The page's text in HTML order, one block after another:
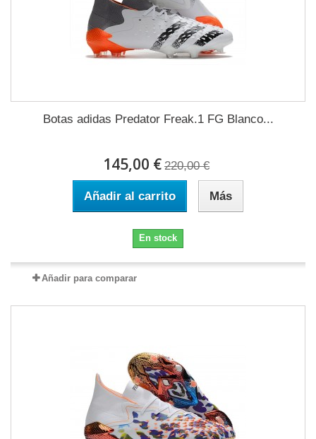
Botas adidas Predator Freak.1 FG Blanco...
145,00 € 220,00 €
Añadir al carrito Más
En stock
Añadir para comparar